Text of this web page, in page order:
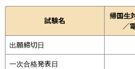
試験名
帰国生
／
出願締切日
一次合格発表日